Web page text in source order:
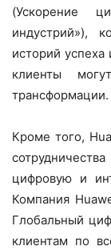
(Ускорение
индустрий»),
историй
клиенты
трансформации.
Кроме того,
цифровую и
Компания
Глобальный
клиентам по